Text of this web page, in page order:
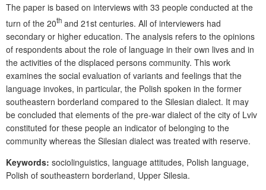
The paper is based on interviews with 33 people conducted at the
turn of the 20th and 21st centuries. All of interviewers had
secondary or higher education. The analysis refers to the opinions
of respondents about the role of language in their own lives and in
the activities of the displaced persons community. This work
examines the social evaluation of variants and feelings that the
language invokes, in particular, the Polish spoken in the former
southeastern borderland compared to the Silesian dialect. It may
be concluded that elements of the pre-war dialect of the city of Lviv
constituted for these people an indicator of belonging to the
community whereas the Silesian dialect was treated with reserve.
Keywords: sociolinguistics, language attitudes, Polish language,
Polish of southeastern borderland, Upper Silesia.